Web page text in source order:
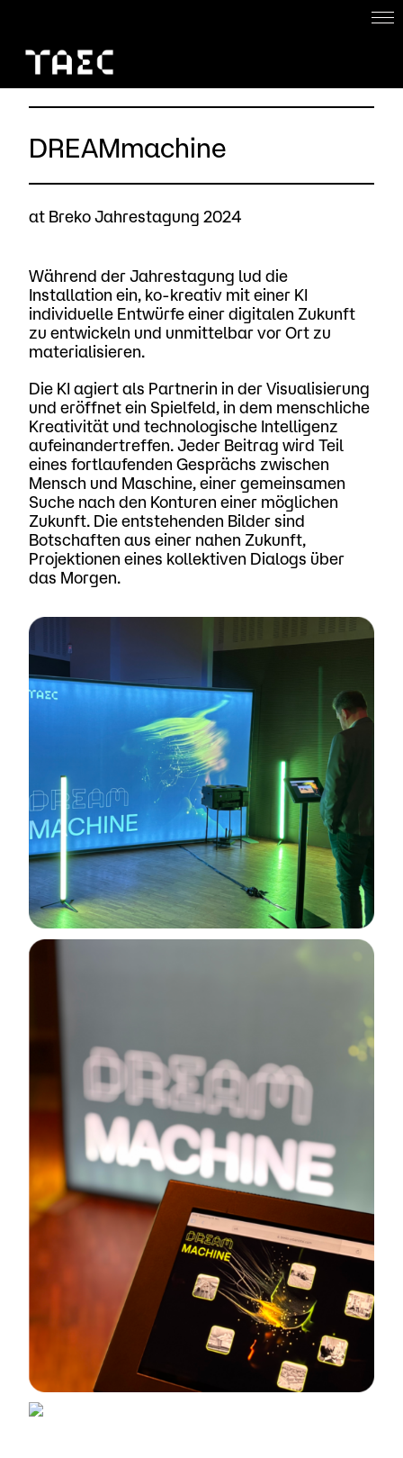
DREAMmachine
at Breko Jahrestagung 2024
Während der Jahrestagung lud die
Installation ein, ko-kreativ mit einer KI
individuelle Entwürfe einer digitalen Zukunft
zu entwickeln und unmittelbar vor Ort zu
materialisieren.
Die KI agiert als Partnerin in der Visualisierung
und eröffnet ein Spielfeld, in dem menschliche
Kreativität und technologische Intelligenz
aufeinandertreffen. Jeder Beitrag wird Teil
eines fortlaufenden Gesprächs zwischen
Mensch und Maschine, einer gemeinsamen
Suche nach den Konturen einer möglichen
Zukunft. Die entstehenden Bilder sind
Botschaften aus einer nahen Zukunft,
Projektionen eines kollektiven Dialogs über
das Morgen.